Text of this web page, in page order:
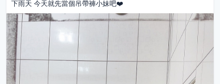
下雨天 今天就先當個吊帶褲小妹吧❤️